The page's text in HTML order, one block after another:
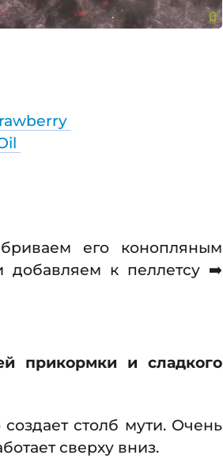
его конопляным
к пеллетсу ➡️
прикормки и сладкого
столб мути. Очень
сверху вниз.